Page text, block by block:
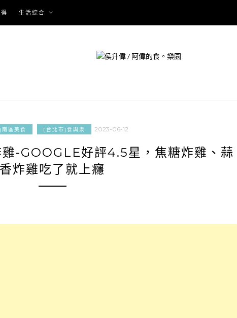
生活綜合
區美食 [台北市]食與樂 2023-06-12
雞-GOOGLE好評4.5星，焦糖炸雞、蒜
香炸雞吃了就上癮